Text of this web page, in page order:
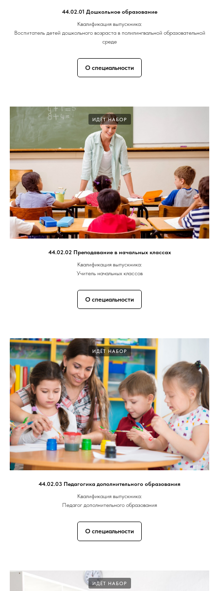
44.02.01 Дошкольное образование
Квалификация выпускника:
Воспитатель детей дошкольного возраста в полилингвальной образовательной
среде
О специальности
ИДЁТ НАБОР
44.02.02 Преподавание в начальных классах
Квалификация выпускника:
Учитель начальных классов
О специальности
ИДЁТ НАБОР
44.02.03 Педагогика дополнительного образования
Квалификация выпускника:
Педагог дополнительного образования
О специальности
ИДЁТ НАБОР